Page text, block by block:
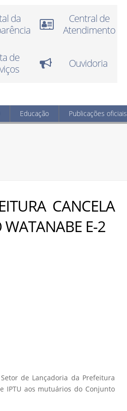
da
Central de
Atendimento
de
Ouvidoria
Educação Publicações oficiais
CANCELA
E-2
de Lançadoria da Prefeitura
IPTU aos mutuários do Conjunto